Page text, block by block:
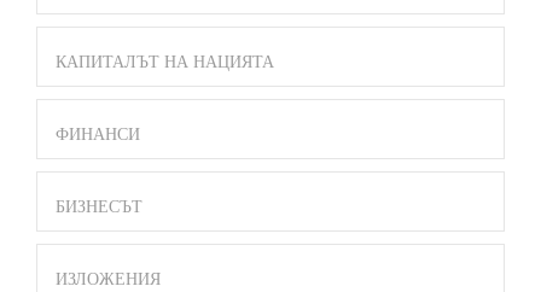
КАПИТАЛЪТ НА НАЦИЯТА
ФИНАНСИ
БИЗНЕСЪТ
ИЗЛОЖЕНИЯ